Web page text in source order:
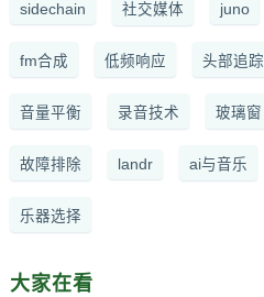
sidechain 社交媒体 juno
fm合成 低频响应 头部追踪
音量平衡 录音技术 玻璃窗
故障排除 landr ai与音乐
乐器选择
大家在看